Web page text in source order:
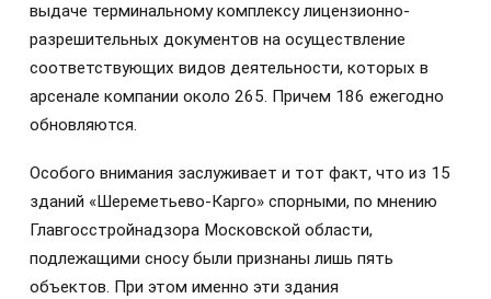
выдаче терминальному комплексу лицензионно-
разрешительных документов на осуществление
соответствующих видов деятельности, которых в
арсенале компании около 265. Причем 186 ежегодно
обновляются.
Особого внимания заслуживает и тот факт, что из 15
зданий «Шереметьево-Карго» спорными, по мнению
Главгосстройнадзора Московской области,
подлежащими сносу были признаны лишь пять
объектов. При этом именно эти здания